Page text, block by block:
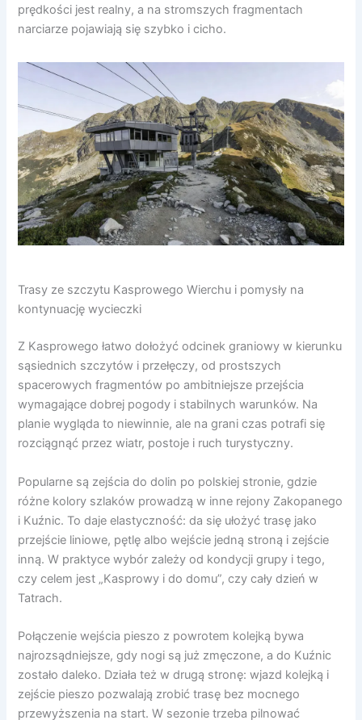
prędkości jest realny, a na stromszych fragmentach
narciarze pojawiają się szybko i cicho.
Trasy ze szczytu Kasprowego Wierchu i pomysły na
kontynuację wycieczki
Z Kasprowego łatwo dołożyć odcinek graniowy w kierunku
sąsiednich szczytów i przełęczy, od prostszych
spacerowych fragmentów po ambitniejsze przejścia
wymagające dobrej pogody i stabilnych warunków. Na
planie wygląda to niewinnie, ale na grani czas potrafi się
rozciągnąć przez wiatr, postoje i ruch turystyczny.
Popularne są zejścia do dolin po polskiej stronie, gdzie
różne kolory szlaków prowadzą w inne rejony Zakopanego
i Kuźnic. To daje elastyczność: da się ułożyć trasę jako
przejście liniowe, pętlę albo wejście jedną stroną i zejście
inną. W praktyce wybór zależy od kondycji grupy i tego,
czy celem jest „Kasprowy i do domu”, czy cały dzień w
Tatrach.
Połączenie wejścia pieszo z powrotem kolejką bywa
najrozsądniejsze, gdy nogi są już zmęczone, a do Kuźnic
zostało daleko. Działa też w drugą stronę: wjazd kolejką i
zejście pieszo pozwalają zrobić trasę bez mocnego
przewyższenia na start. W sezonie trzeba pilnować